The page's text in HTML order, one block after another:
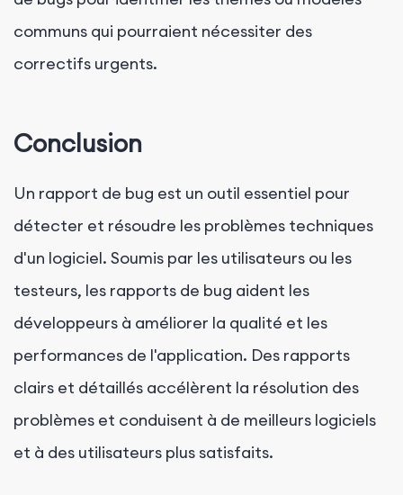
communs qui pourraient nécessiter des
correctifs urgents.
Conclusion
Un rapport de bug est un outil essentiel pour
détecter et résoudre les problèmes techniques
d'un logiciel. Soumis par les utilisateurs ou les
testeurs, les rapports de bug aident les
développeurs à améliorer la qualité et les
performances de l'application. Des rapports
clairs et détaillés accélèrent la résolution des
problèmes et conduisent à de meilleurs logiciels
et à des utilisateurs plus satisfaits.